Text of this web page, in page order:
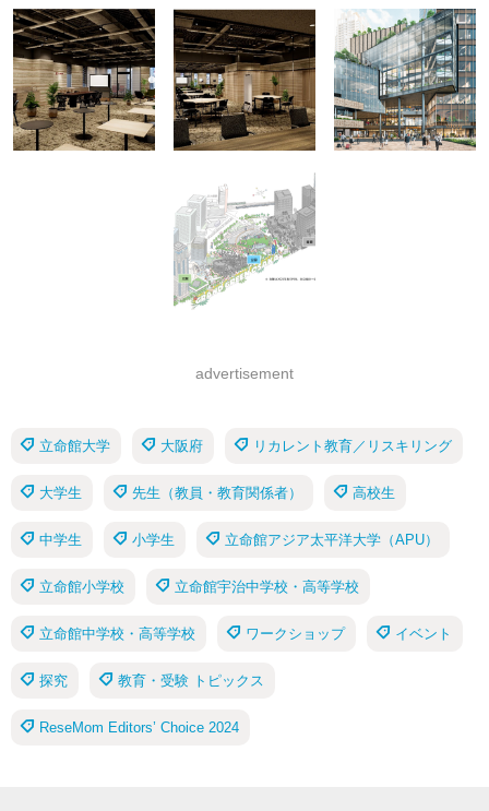
advertisement
立命館大学 大阪府 リカレント教育／リスキリング
大学生 先生（教員・教育関係者） 高校生
中学生 小学生 立命館アジア太平洋大学（APU）
立命館小学校 立命館宇治中学校・高等学校
立命館中学校・高等学校 ワークショップ イベント
探究 教育・受験 トピックス
ReseMom Editors’ Choice 2024